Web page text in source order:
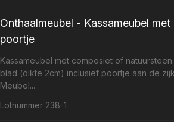
Onthaalmeubel - Kassameubel met
poortje
Kassameubel met composiet of natuursteen
blad (dikte 2cm) inclusief poortje aan de
Meubel...
Lotnummer 238-1